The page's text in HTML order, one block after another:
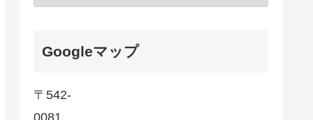
Googleマップ
〒542-
0081